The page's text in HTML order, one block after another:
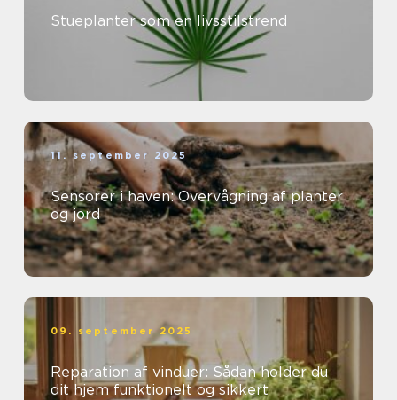
Stueplanter som en livsstilstrend
11. september 2025
Sensorer i haven: Overvågning af planter
og jord
09. september 2025
Reparation af vinduer: Sådan holder du
dit hjem funktionelt og sikkert